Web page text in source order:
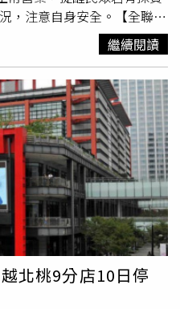
借用沙包及防水擋板，颱風
留意最新天氣及防災資訊。
，注意自身安全。【全聯】
風雨狀況彈性調整營業時
至於「全聯小時達」外送服
整，停班地區暫停配送；若
，門市仍可能視情況暫停服
販店及樂家康超市7月10日
及家速配服務則依各地停班
服務，其餘地區維持正常營
門市7月10日正常營業，實
。【台灣壽司郎】台灣壽司
響，汐止遠雄店、南港
重CITYLINK店、 微風南山
。其餘門市則將視天候狀
時間，提醒消費者出發前留
握各門市營運資訊。
繼續閱讀
北桃9分店10日停